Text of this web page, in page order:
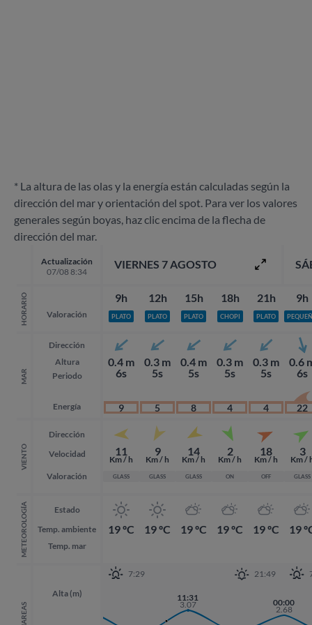
* La altura de las olas y la energía están calculadas según la
dirección del mar y orientación del spot. Para ver los valores
generales según boyas, haz clic encima de la flecha de
dirección del mar.
Actualización
07/08 8:34
HORARIO Valoración
MAR
Dirección
Altura
Periodo
Energía
VIENTO
Dirección
Velocidad
Valoración
METEOROLOGÍA
Estado
Temp. ambiente
Temp. mar
MAREAS
Alta (m)
VIERNES 7 AGOSTO
9h
PLATO
0.4 m
6s
9
11
Km / h
GLASS
19 ºC
12h
PLATO
0.3 m
5s
5
9
Km / h
GLASS
19 ºC
15h
PLATO
0.4 m
5s
8
14
Km / h
GLASS
19 ºC
18h
CHOPI
0.3 m
5s
4
2
Km / h
ON
19 ºC
21h
PLATO
0.3 m
5s
4
18
Km / h
OFF
19 ºC
7:29 21:49
22:38 11:31
3.07 00:00
2.68
9h
0.6
6s
22
3
Km /
GLASS
19
00:00
2.68